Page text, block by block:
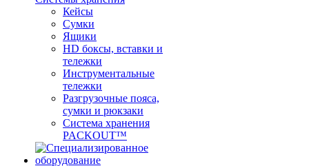
Кейсы
Сумки
Ящики
HD боксы, вставки и
тележки
Инструментальные
тележки
Разгрузочные пояса,
сумки и рюкзаки
Система хранения
PACKOUT™